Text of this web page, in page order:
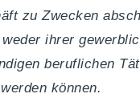
zu Zwecken
ihrer
beruflichen
können.